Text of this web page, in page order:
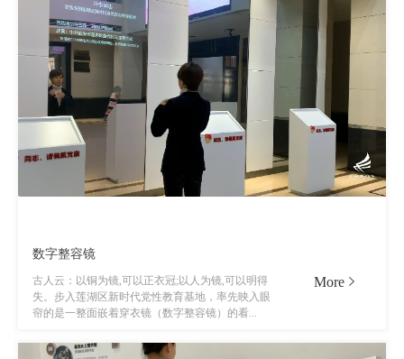
数字整容镜
古人云：以铜为镜,可以正衣冠;以人为镜,可以明得
失。步入莲湖区新时代党性教育基地，率先映入眼
帘的是一整面嵌着穿衣镜（数字整容镜）的看...
More